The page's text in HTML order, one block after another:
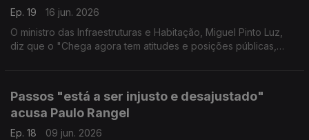
Ep. 19
16 jun. 2026
O ministro das Infraestruturas e Habitação, Miguel Pinto Luz,
diz que o "Chega agora tem atitudes e posições públicas,
Passos "está a ser injusto e desajustado"
acusa Paulo Rangel
Ep. 18
09 jun. 2026